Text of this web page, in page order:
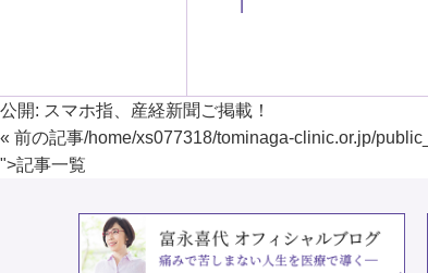
公開: スマホ指、産経新聞ご掲載！
« 前の記事/home/xs077318/tominaga-clinic.or.jp/
">記事一覧